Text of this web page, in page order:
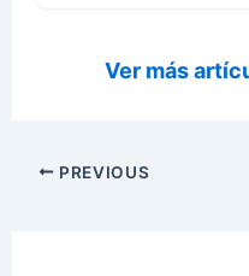
Ver más
PREVIOUS